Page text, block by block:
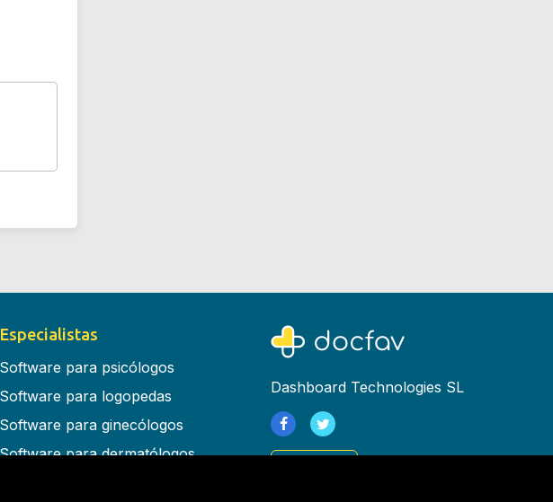
Especialistas
Software para psicólogos
Software para logopedas
Software para ginecólogos
para dermatólogos
Dashboard Technologies SL